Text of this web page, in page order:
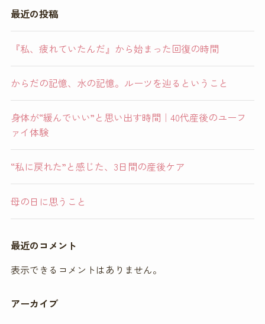
最近の投稿
『私、疲れていたんだ』から始まった回復の時間
からだの記憶、水の記憶。ルーツを辿るということ
身体が“緩んでいい”と思い出す時間｜40代産後のユーフ
ァイ体験
“私に戻れた”と感じた、3日間の産後ケア
母の日に思うこと
最近のコメント
表示できるコメントはありません。
アーカイブ